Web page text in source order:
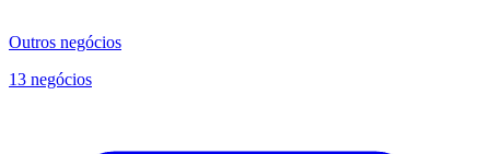
Outros negócios
13 negócios